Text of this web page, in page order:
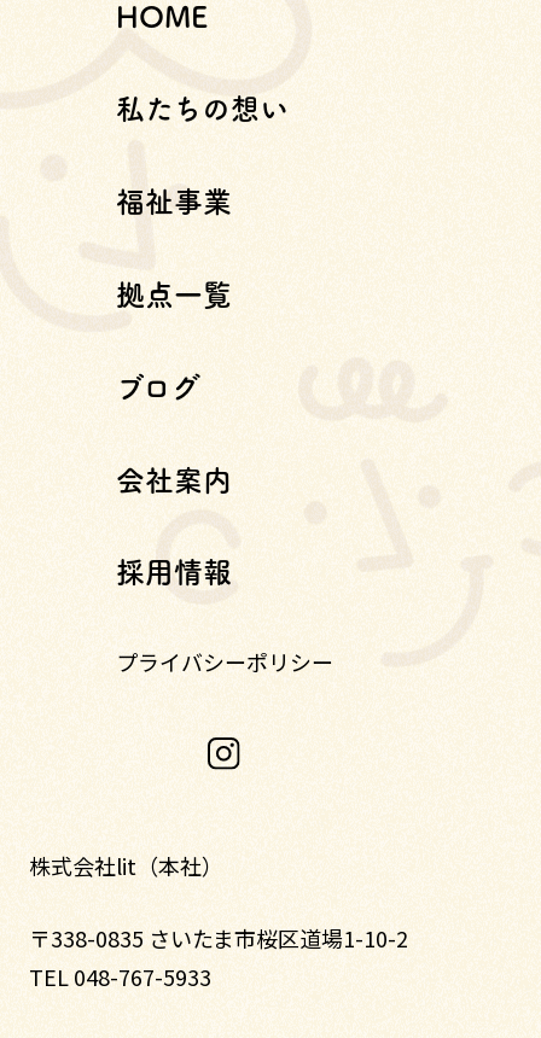
HOME
私たちの想い
福祉事業
拠点一覧
ブログ
会社案内
採用情報
プライバシーポリシー
株式会社lit（本社）
〒338-0835 さいたま市桜区道場1-10-2
TEL 048-767-5933